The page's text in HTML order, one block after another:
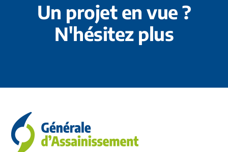
Un projet en vue ?
N'hésitez plus